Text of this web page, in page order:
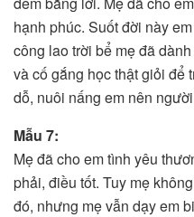
hạnh phúc. Suốt đời này
công lao trời bể mẹ đã
và cố gắng học thật giỏi để
dỗ, nuôi nấng em nên
Mẫu 7:
Mẹ đã cho em tình yêu
phải, điều tốt. Tuy mẹ
đó, nhưng mẹ vẫn dạy em